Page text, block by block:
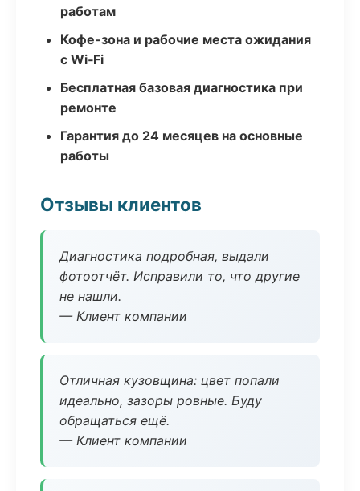
работам
Кофе-зона и рабочие места ожидания
с Wi‑Fi
Бесплатная базовая диагностика при
ремонте
Гарантия до 24 месяцев на основные
работы
Отзывы клиентов
Диагностика подробная, выдали
фотоотчёт. Исправили то, что другие
не нашли.
— Клиент компании
Отличная кузовщина: цвет попали
идеально, зазоры ровные. Буду
обращаться ещё.
— Клиент компании